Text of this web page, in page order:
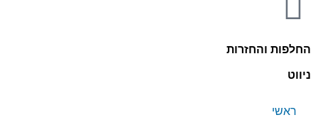
החלפות והחזרות
ניווט
ראשי